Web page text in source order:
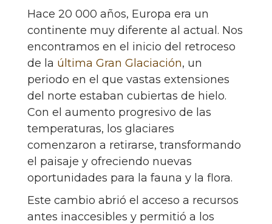
Hace 20 000 años, Europa era un
continente muy diferente al actual. Nos
encontramos en el inicio del retroceso
de la última Gran Glaciación, un
periodo en el que vastas extensiones
del norte estaban cubiertas de hielo.
Con el aumento progresivo de las
temperaturas, los glaciares
comenzaron a retirarse, transformando
el paisaje y ofreciendo nuevas
oportunidades para la fauna y la flora.
Este cambio abrió el acceso a recursos
antes inaccesibles y permitió a los